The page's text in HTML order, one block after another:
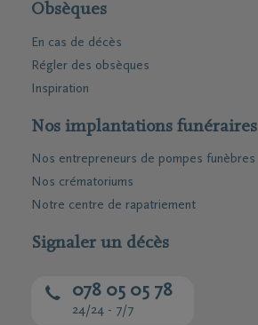
Obsèques
En cas de décès
Régler des obsèques
Inspiration
Nos implantations funéraires
Nos entrepreneurs de pompes funèbres
Nos crématoriums
Notre centre de rapatriement
Signaler un décès
078 05 05 78
24/24 - 7/7